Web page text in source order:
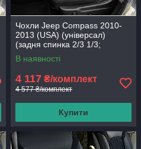
Чохли Jeep Compass 2010-
2013 (USA) (універсал)
(задня спинка 2/3 1/3;
сидіння цільне; 2 передні
підгол; 2
В наявності
4 117 ₴/комплект
4 577 ₴/комплект
Купити